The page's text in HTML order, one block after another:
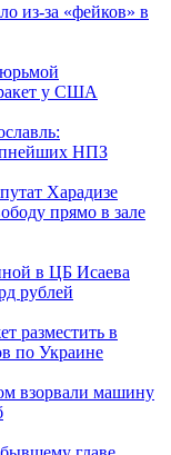
из-за «фейков» в
у США
НПЗ
Харадизе
прямо в зале
в ЦБ Исаева
рублей
разместить в
по Украине
взорвали машину